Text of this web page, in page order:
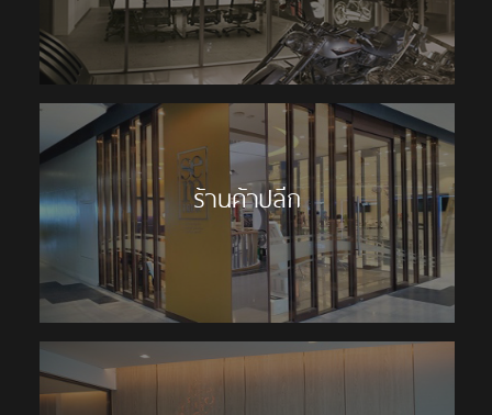
ร้านค้าปลีก